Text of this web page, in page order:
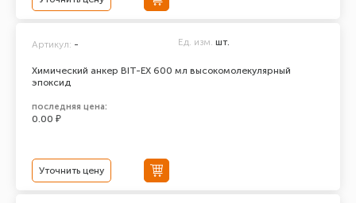
Химический анкер BIT-EX 600 мл высокомолекулярный
эпоксид
Артикул: - Ед. изм. шт.
последняя цена:
0.00 ₽
Уточнить цену